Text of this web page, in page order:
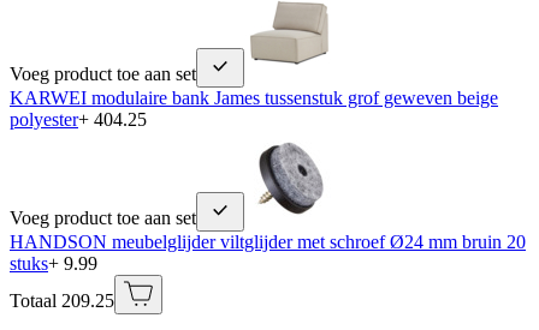
Voeg product toe aan set
KARWEI modulaire bank James tussenstuk grof geweven beige
polyester+ 404.25
Voeg product toe aan set
HANDSON meubelglijder viltglijder met schroef Ø24 mm bruin 20
stuks+ 9.99
Totaal 209.25